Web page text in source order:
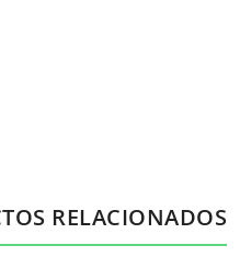
RELACIONADOS